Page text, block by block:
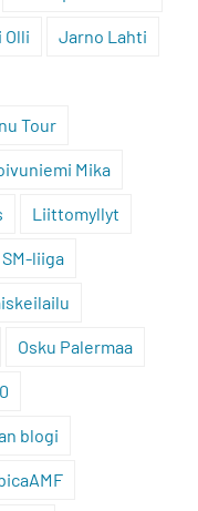
Olli Jarno Lahti
Tour
Mika
Liittomyllyt
liiga
Osku Palermaa
blogi